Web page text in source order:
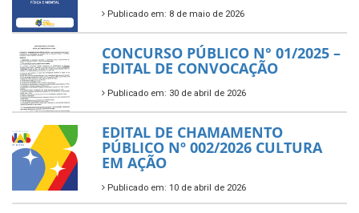
Publicado em: 8 de maio de 2026
CONCURSO PÚBLICO N° 01/2025 –
EDITAL DE CONVOCAÇÃO
Publicado em: 30 de abril de 2026
EDITAL DE CHAMAMENTO
PÚBLICO Nº 002/2026 CULTURA
EM AÇÃO
Publicado em: 10 de abril de 2026